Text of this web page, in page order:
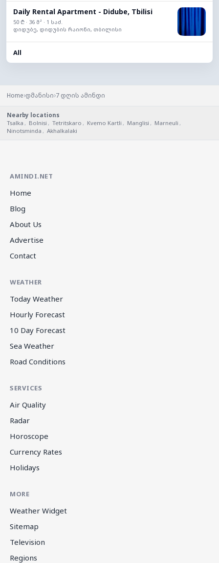
Daily Rental Apartment - Didube, Tbilisi
50 ₾ · 36 მ² · 1 საძ.
დიდუბე, დიდუბის რაიონი, თბილისი
All
Home›დმანისი›7 დღის ამინდი
Nearby locations
Tsalka , Bolnisi , Tetritskaro , Kvemo Kartli , Manglisi , Marneuli ,
Ninotsminda , Akhalkalaki
AMINDI.NET
Home
Blog
About Us
Advertise
Contact
WEATHER
Today Weather
Hourly Forecast
10 Day Forecast
Sea Weather
Road Conditions
SERVICES
Air Quality
Radar
Horoscope
Currency Rates
Holidays
MORE
Weather Widget
Sitemap
Television
Regions